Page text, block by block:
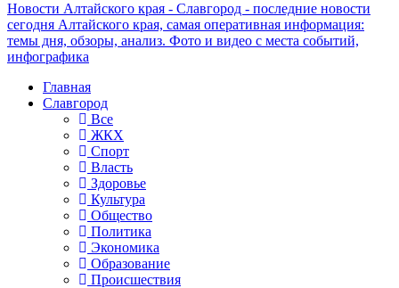
Новости Алтайского края - Славгород - последние новости
сегодня Алтайского края, самая оперативная информация:
темы дня, обзоры, анализ. Фото и видео с места событий,
инфографика
Главная
Славгород
Все
ЖКХ
Спорт
Власть
Здоровье
Культура
Общество
Политика
Экономика
Образование
Происшествия